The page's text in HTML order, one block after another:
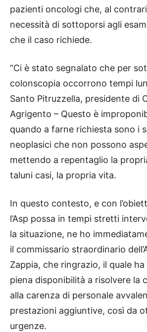
pazienti oncologi che, al
necessità di sottoporsi agli
che il caso richiede.
“Ci è stato segnalato che per
colonscopia occorrono tempi
Santo Pitruzzella, presidente di
Agrigento – Questo è
quando a farne richiesta sono i
neoplasici che non possono
mettendo a repentaglio la
taluni casi, la propria vita.
In questo contesto, e con
l’Asp possa in tempi stretti
la situazione, ne ho
il commissario straordinario
Zappia, che ringrazio, il quale
piena disponibilità a risolvere la
alla carenza di personale
prestazioni aggiuntive, così da
urgenze.